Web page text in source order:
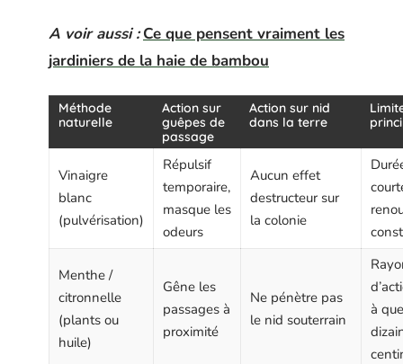
A voir aussi : Ce que pensent vraiment les
jardiniers de la haie de bambou
Méthode
naturelle
Action sur
guêpes de
passage
Action sur nid
dans la terre
Vinaigre
blanc
(pulvérisation)
Répulsif
temporaire,
masque les
odeurs
Aucun effet
destructeur sur
la colonie
Menthe /
citronnelle
(plants ou
huile)
Gêne les
passages à
proximité
Ne pénètre pas
le nid souterrain
à